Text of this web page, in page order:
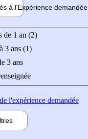
à l'Expérience demandée
de 1 an (2)
3 ans (1)
3 ans
l'expérience demandée